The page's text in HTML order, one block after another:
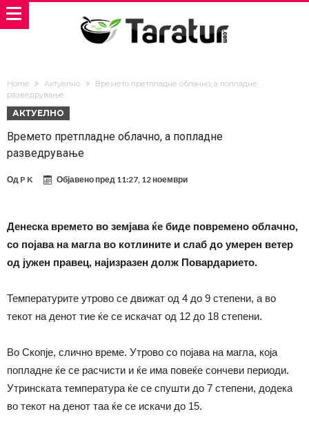
Home Актуелно
Времето претпладне облачно, а попладне
разведрување
АКТУЕЛНО
Времето претпладне облачно, а попладне
разведрување
Од P K Објавено пред 11:27, 12 ноември
Денеска времето во земјава ќе биде повремено облачно,
со појава на магла во котлините и слаб до умерен ветер
од јужен правец, најизразен долж Повардарието.
Температурите утрово се движат од 4 до 9 степени, а во
текот на денот тие ќе се искачат од 12 до 18 степени.
Во Скопје, слично време. Утрово со појава на магла, која
попладне ќе се расчисти и ќе има повеќе сончеви периоди.
Утринската температура ќе се спушти до 7 степени, додека
во текот на денот таа ќе се искачи до 15.